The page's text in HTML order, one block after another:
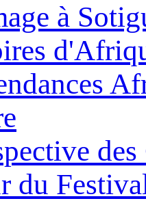
à
du